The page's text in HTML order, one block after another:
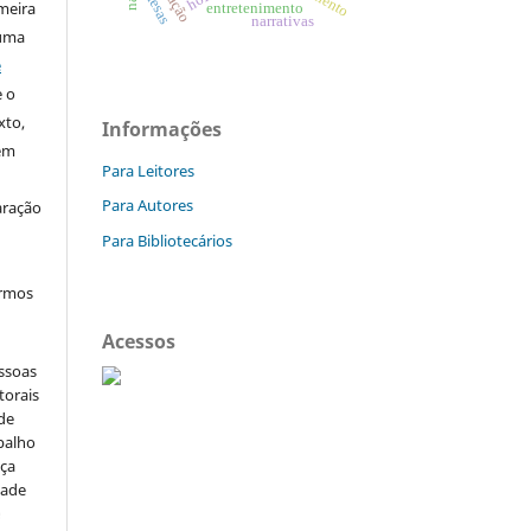
o
entretenimento
narrativas
Informações
Para Leitores
Para Autores
Para Bibliotecários
Acessos